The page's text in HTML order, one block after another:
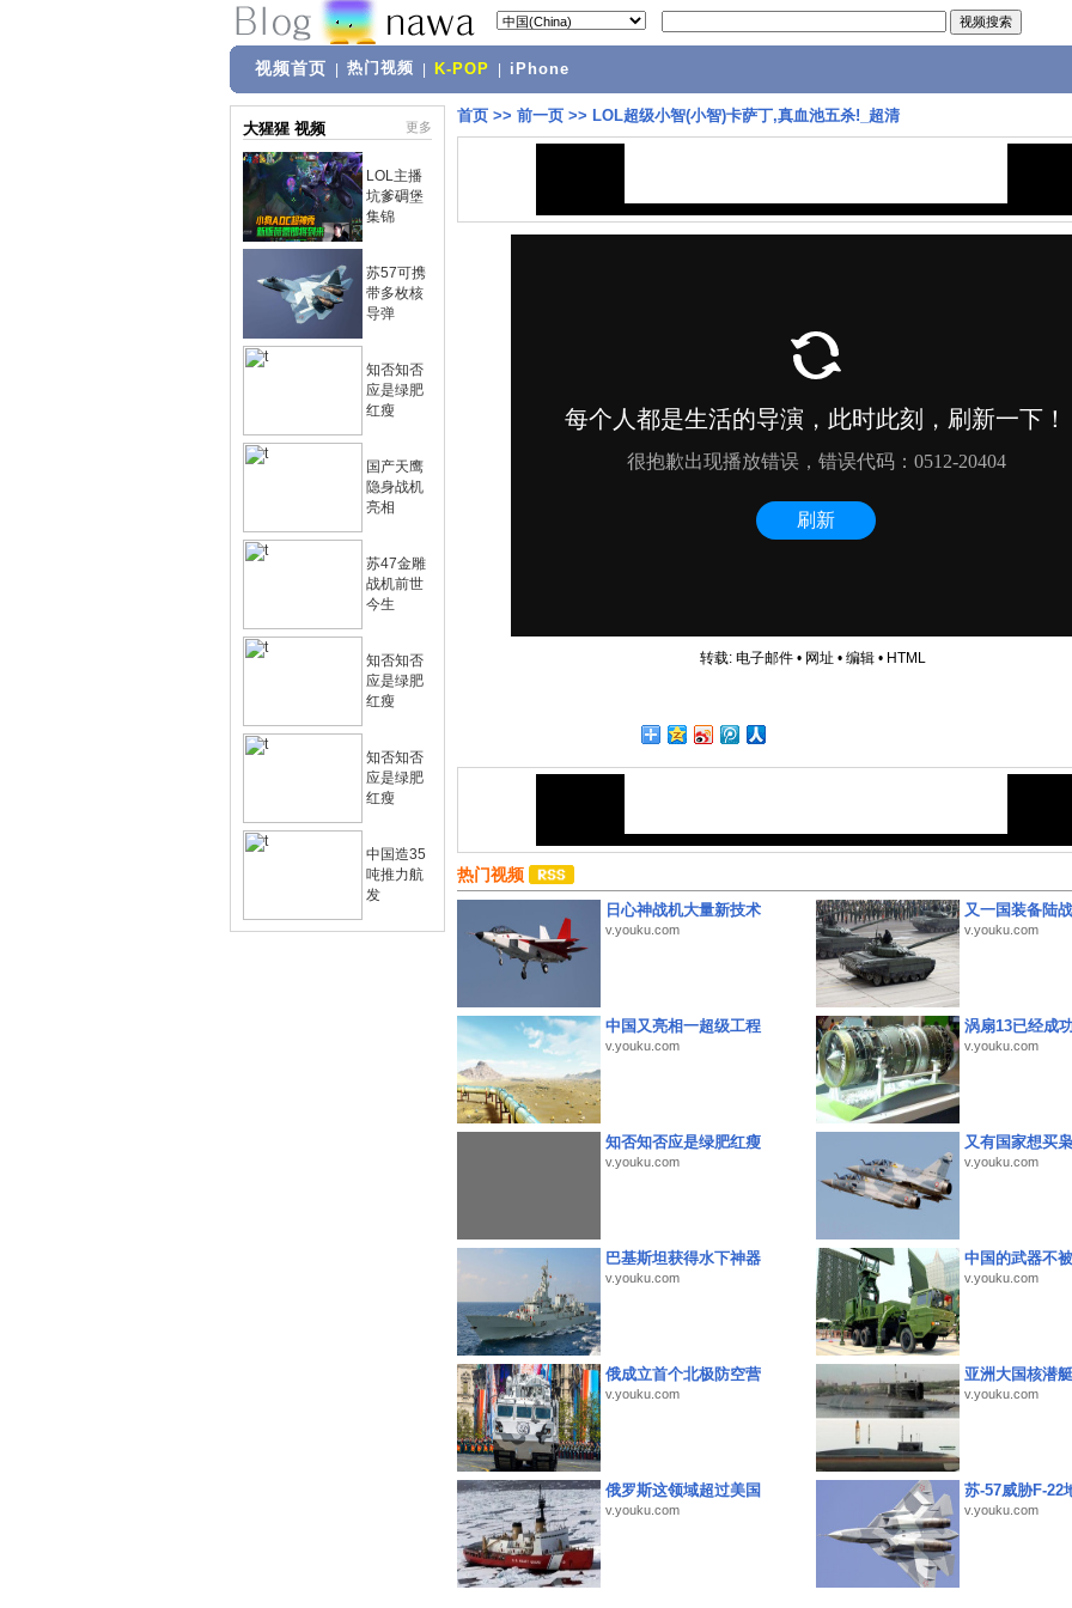
视频首页 热门视频 K-POP iPhone
大猩猩 视频 更多
LOL主播
坑爹碉堡
集锦
苏57可携
带多枚核
导弹
知否知否
应是绿肥
红瘦
国产天鹰
隐身战机
亮相
苏47金雕
战机前世
今生
知否知否
应是绿肥
红瘦
知否知否
应是绿肥
红瘦
中国造35
吨推力航
发
首页 >> 前一页 >> LOL超级小智(小智)卡萨丁,真血池五杀!_超清
转载: 电子邮件• 网址 • 编辑• HTML
热门视频
日心神战机大量新技术
v.youku.com
又一国装备陆
v.youku.com
中国又亮相一超级工程
v.youku.com
涡扇13已经成
v.youku.com
知否知否应是绿肥红瘦
v.youku.com
又有国家想买
v.youku.com
巴基斯坦获得水下神器
v.youku.com
中国的武器不
v.youku.com
俄成立首个北极防空营
v.youku.com
亚洲大国核潜
v.youku.com
俄罗斯这领域超过美国
v.youku.com
苏-57威胁F-22
v.youku.com